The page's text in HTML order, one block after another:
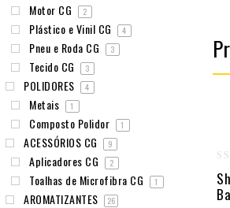
Motor CG 2
Plástico e Vinil CG 4
Pneu e Roda CG 3
Tecido CG 3
POLIDORES 4
Metais 1
Composto Polidor 1
ACESSÓRIOS CG 9
Aplicadores CG 2
Toalhas de Microfibra CG 1
AROMATIZANTES 26